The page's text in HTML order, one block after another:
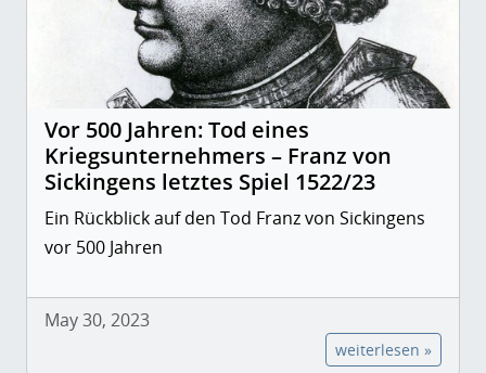
Vor 500 Jahren: Tod eines
Kriegsunternehmers – Franz von
Sickingens letztes Spiel 1522/23
Ein Rückblick auf den Tod Franz von Sickingens
vor 500 Jahren
May 30, 2023
weiterlesen »